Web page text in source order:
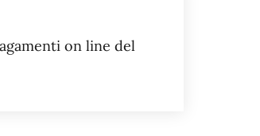
on line del